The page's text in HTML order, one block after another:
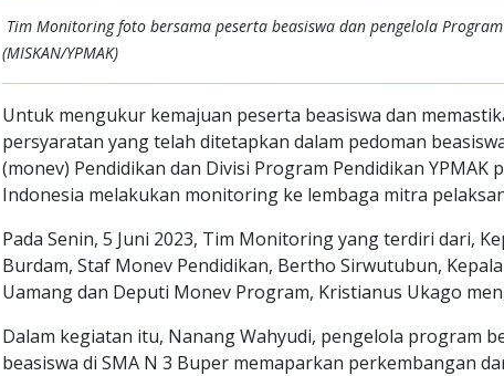
Tim Monitoring foto bersama peserta beasiswa dan pengelola Program
(MISKAN/YPMAK)
Untuk mengukur kemajuan peserta beasiswa dan
persyaratan yang telah ditetapkan dalam pedoman
(monev) Pendidikan dan Divisi Program Pendidikan
Indonesia melakukan monitoring ke lembaga mitra
Pada Senin, 5 Juni 2023, Tim Monitoring yang terdiri dari,
Burdam, Staf Monev Pendidikan, Bertho Sirwutubun,
Uamang dan Deputi Monev Program, Kristianus Ukago
Dalam kegiatan itu, Nanang Wahyudi, pengelola program
beasiswa di SMA N 3 Buper memaparkan perkembangan